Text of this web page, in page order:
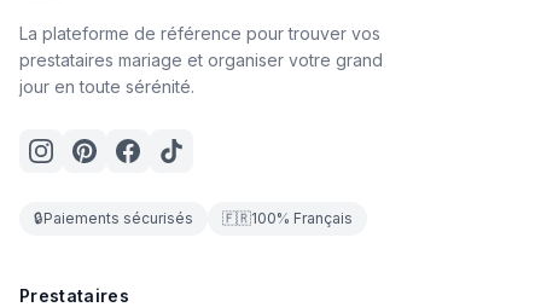
La plateforme de référence pour trouver vos
prestataires mariage et organiser votre grand
jour en toute sérénité.
🔒Paiements sécurisés 🇫🇷100% Français
Prestataires